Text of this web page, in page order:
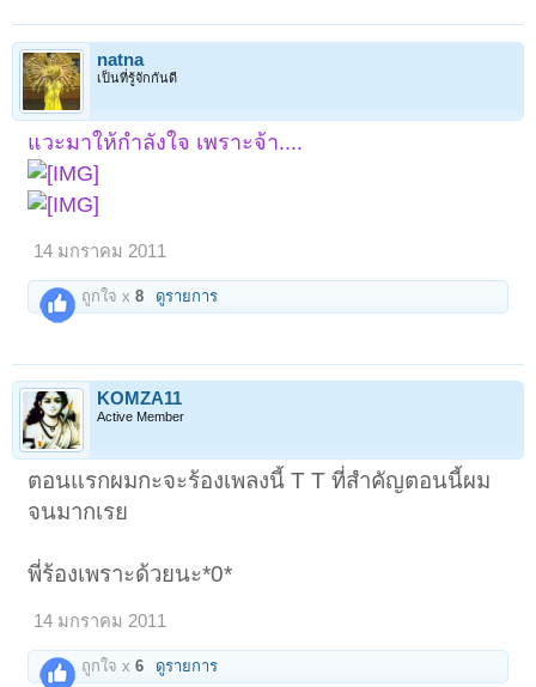
natna
เป็นที่รู้จักกันดี
แวะมาให้กำลังใจ เพราะจ้า....
14 มกราคม 2011
ถูกใจ x8 ดูรายการ
KOMZA11
Active Member
ตอนแรกผมกะจะร้องเพลงนี้ T T ที่สำคัญตอนนี้ผม
จนมากเรย
พี่ร้องเพราะด้วยนะ*0*
14 มกราคม 2011
ถูกใจ x6 ดูรายการ